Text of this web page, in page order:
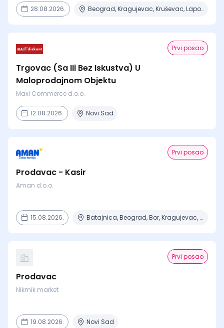
28.08.2026. Beograd, Kragujevac, Kruševac, Lapovo, Niš + 4 mesta
Prvi posao
Trgovac (Sa Ili Bez Iskustva) U
Maloprodajnom Objektu
Maxi Commerce d.o.o.
12.08.2026. Novi Sad
Prvi posao
Prodavac - Kasir
Aman d.o.o.
15.08.2026. Batajnica, Beograd, Bor, Kragujevac, Negotin + 6 mesta
Prvi posao
Prodavac
Nikmik market
19.08.2026. Novi Sad